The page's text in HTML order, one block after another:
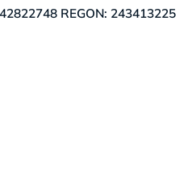
REGON: 243413225